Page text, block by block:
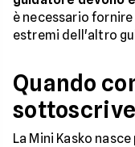
è necessario
estremi dell'altro
Quando
La Mini Kasko